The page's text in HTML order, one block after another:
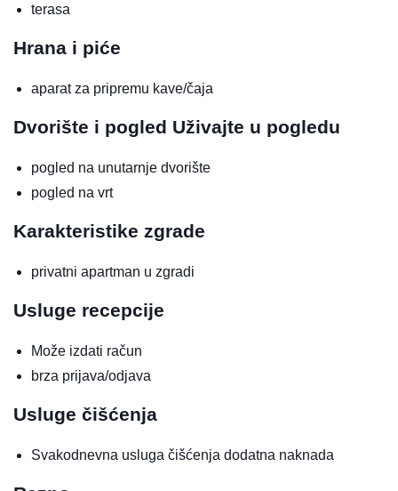
terasa
Hrana i piće
aparat za pripremu kave/čaja
Dvorište i pogled Uživajte u pogledu
pogled na unutarnje dvorište
pogled na vrt
Karakteristike zgrade
privatni apartman u zgradi
Usluge recepcije
Može izdati račun
brza prijava/odjava
Usluge čišćenja
Svakodnevna usluga čišćenja dodatna naknada